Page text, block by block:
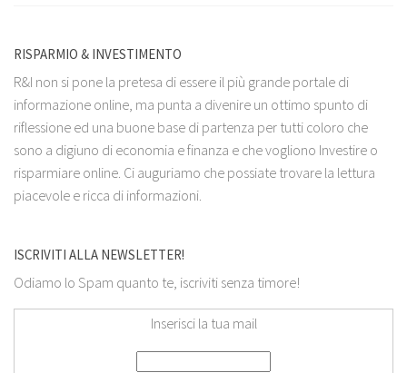
RISPARMIO & INVESTIMENTO
R&I non si pone la pretesa di essere il più grande portale di
informazione online, ma punta a divenire un ottimo spunto di
riflessione ed una buone base di partenza per tutti coloro che
sono a digiuno di economia e finanza e che vogliono Investire o
risparmiare online. Ci auguriamo che possiate trovare la lettura
piacevole e ricca di informazioni.
ISCRIVITI ALLA NEWSLETTER!
Odiamo lo Spam quanto te, iscriviti senza timore!
Inserisci la tua mail